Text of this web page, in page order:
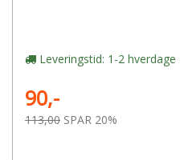
Leveringstid: 1-2 hverdage
90,-
113,00 SPAR 20%